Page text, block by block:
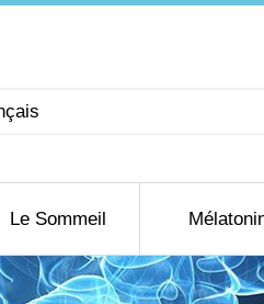
Le Sommeil